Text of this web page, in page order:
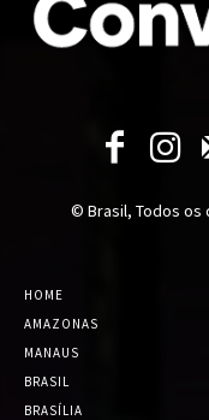
© Brasil, Todos os
HOME
AMAZONAS
MANAUS
BRASIL
BRASÍLIA